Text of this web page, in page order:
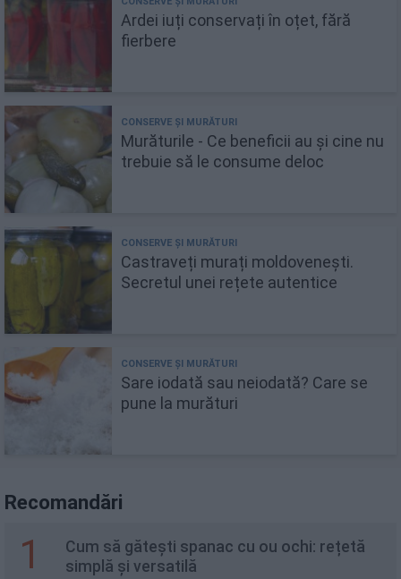
Ardei iuți conservați în oțet, fără
fierbere
Murăturile - Ce beneficii au și cine nu
trebuie să le consume deloc
Castraveți murați moldovenești.
Secretul unei rețete autentice
Sare iodată sau neiodată? Care se
pune la murături
Recomandări
1
Cum să gătești spanac cu ou ochi: rețetă
simplă și versatilă